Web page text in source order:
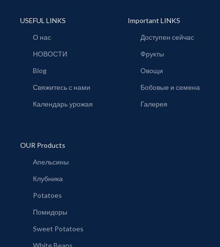
USEFUL LINKS
О нас
НОВОСТИ
Blog
Свяжитесь с нами
Календарь урожая
Important LINKS
Доступен сейчас
Фрукты
Овощи
Бобовые и семена
Галерея
OUR Products
Апельсины
Клубника
Potatoes
Помидоры
Sweet Potatoes
White Beans